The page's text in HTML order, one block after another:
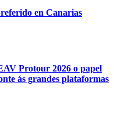
en Canarias
Protour 2026 o papel
ás grandes plataformas